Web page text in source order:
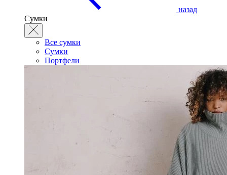
назад
Сумки
Все сумки
Сумки
Портфели